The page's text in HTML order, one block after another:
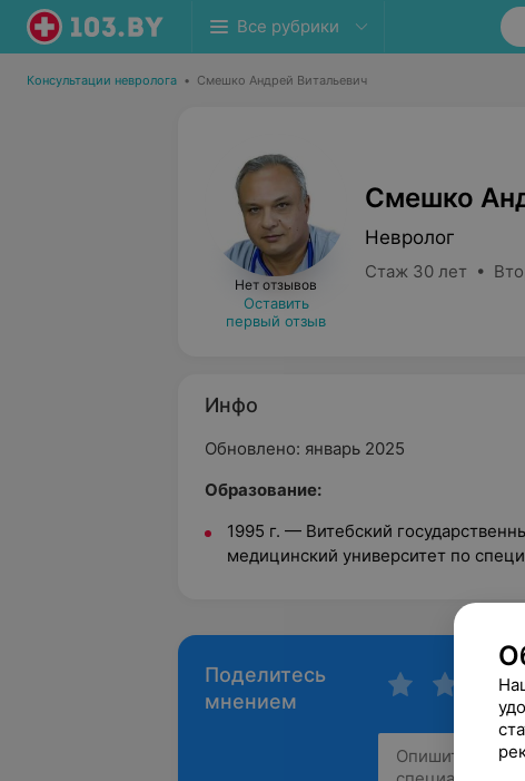
Все рубрики
Консультации невролога • Смешко Андрей Витальевич
Нет отзывов
Оставить
первый отзыв
Смешко
Невролог
Стаж 30 лет •
Инфо
Обновлено: январь 2025
Образование:
1995 г. — Витебский
медицинский университет по
Поделитесь
мнением